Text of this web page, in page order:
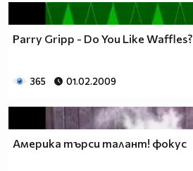
Parry Gripp - Do You Like Waffles?
365 01.02.2009
Америка търси талант! фокус